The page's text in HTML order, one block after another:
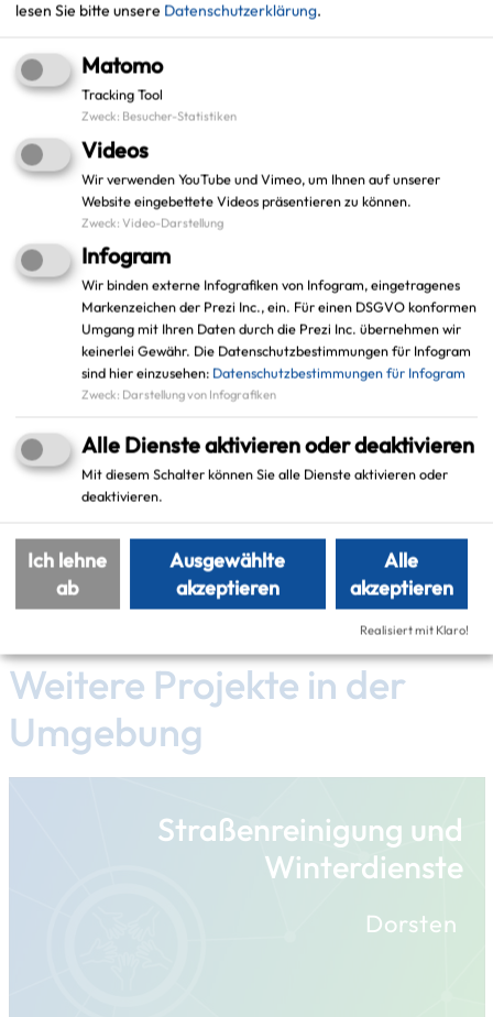
Adresse:
Stadt Dorsten
Projekt: smartbib Verbund
Im Werth 6
46284 Dorsten
Schlagworte
smartes Leben Dorsten
Weitere Projekte in der
Umgebung
Straßenreinigung und
Winterdienste
Dorsten
lesen Sie bitte unsere Datenschutzerklärung.
Matomo
Tracking Tool
Zweck: Besucher-Statistiken
Videos
Wir verwenden YouTube und Vimeo, um Ihnen auf unserer
Website eingebettete Videos präsentieren zu können.
Zweck: Video-Darstellung
Infogram
Wir binden externe Infografiken von Infogram, eingetragenes
Markenzeichen der Prezi Inc., ein. Für einen DSGVO konformen
Umgang mit Ihren Daten durch die Prezi Inc. übernehmen wir
keinerlei Gewähr. Die Datenschutzbestimmungen für Infogram
sind hier einzusehen: Datenschutzbestimmungen für Infogram
Zweck: Darstellung von Infografiken
Alle Dienste aktivieren oder deaktivieren
Mit diesem Schalter können Sie alle Dienste aktivieren oder
deaktivieren.
Ich lehne
ab
Ausgewählte
akzeptieren
Alle
akzeptieren
Realisiert mit Klaro!